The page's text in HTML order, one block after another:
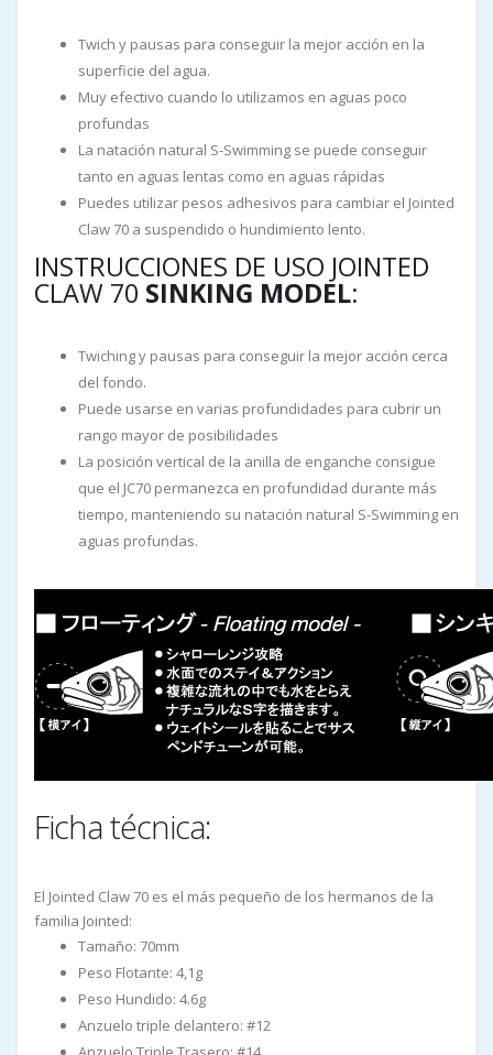
Twich y pausas para conseguir la mejor acción en la
superficie del agua.
Muy efectivo cuando lo utilizamos en aguas poco
profundas
La natación natural S-Swimming se puede conseguir
tanto en aguas lentas como en aguas rápidas
Puedes utilizar pesos adhesivos para cambiar el Jointed
Claw 70 a suspendido o hundimiento lento.
INSTRUCCIONES DE USO JOINTED
CLAW 70 SINKING MODEL:
Twiching y pausas para conseguir la mejor acción cerca
del fondo.
Puede usarse en varias profundidades para cubrir un
rango mayor de posibilidades
La posición vertical de la anilla de enganche consigue
que el JC70 permanezca en profundidad durante más
tiempo, manteniendo su natación natural S-Swimming en
aguas profundas.
Ficha técnica:
El Jointed Claw 70 es el más pequeño de los hermanos de la
familia Jointed:
Tamaño: 70mm
Peso Flotante: 4,1g
Peso Hundido: 4.6g
Anzuelo triple delantero: #12